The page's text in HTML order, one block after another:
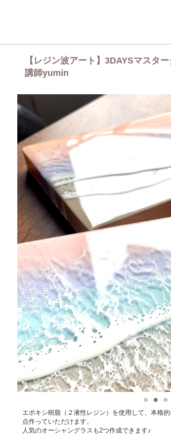
【レジン波アート】3DAYSマスタ
講師yumin
エポキシ樹脂（２液性レジン）を使用して、本格
点作っていただけます。
人気のオーシャングラスも2つ作成できます♪